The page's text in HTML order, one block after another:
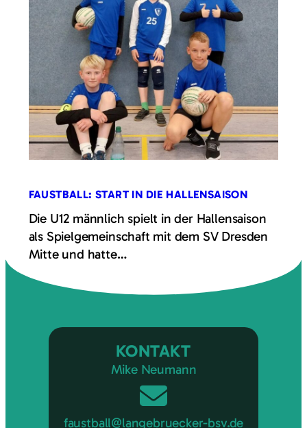
FAUSTBALL: START IN DIE HALLENSAISON
Die U12 männlich spielt in der Hallensaison
als Spielgemeinschaft mit dem SV Dresden
Mitte und hatte…
KONTAKT
Mike Neumann
faustball@langebruecker-bsv.de